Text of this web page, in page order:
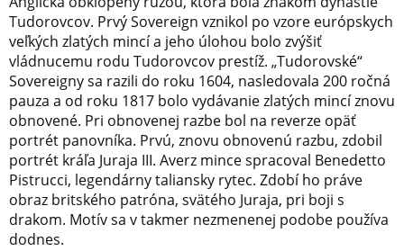
Tudorovcov. Prvý Sovereign vznikol po vzore európskych
veľkých zlatých mincí a jeho úlohou bolo zvýšiť
vládnucemu rodu Tudorovcov prestíž. „Tudorovské“
Sovereigny sa razili do roku 1604, nasledovala 200 ročná
pauza a od roku 1817 bolo vydávanie zlatých mincí znovu
obnovené. Pri obnovenej razbe bol na reverze opäť
portrét panovníka. Prvú, znovu obnovenú razbu, zdobil
portrét kráľa Juraja III. Averz mince spracoval Benedetto
Pistrucci, legendárny taliansky rytec. Zdobí ho práve
obraz britského patróna, svätého Juraja, pri boji s
drakom. Motív sa v takmer nezmenenej podobe používa
dodnes.